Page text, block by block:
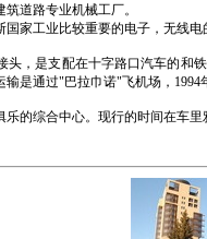
道路专业机械工厂。
家工业比较重要的电子，无线
头，是支配在十字路口汽车的和
是通过"巴拉巾诺"飞机场，1994
的综合中心。现行的时间在车里